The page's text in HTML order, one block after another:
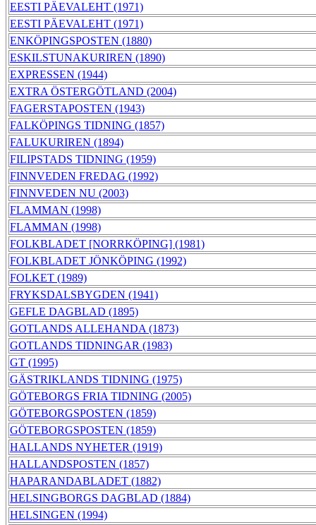
EESTI PÄEVALEHT (1971)
EESTI PÄEVALEHT (1971)
ENKÖPINGSPOSTEN (1880)
ESKILSTUNAKURIREN (1890)
EXPRESSEN (1944)
EXTRA ÖSTERGÖTLAND (2004)
FAGERSTAPOSTEN (1943)
FALKÖPINGS TIDNING (1857)
FALUKURIREN (1894)
FILIPSTADS TIDNING (1959)
FINNVEDEN FREDAG (1992)
FINNVEDEN NU (2003)
FLAMMAN (1998)
FLAMMAN (1998)
FOLKBLADET [NORRKÖPING] (1981)
FOLKBLADET JÖNKÖPING (1992)
FOLKET (1989)
FRYKSDALSBYGDEN (1941)
GEFLE DAGBLAD (1895)
GOTLANDS ALLEHANDA (1873)
GOTLANDS TIDNINGAR (1983)
GT (1995)
GÄSTRIKLANDS TIDNING (1975)
GÖTEBORGS FRIA TIDNING (2005)
GÖTEBORGSPOSTEN (1859)
GÖTEBORGSPOSTEN (1859)
HALLANDS NYHETER (1919)
HALLANDSPOSTEN (1857)
HAPARANDABLADET (1882)
HELSINGBORGS DAGBLAD (1884)
HELSINGEN (1994)